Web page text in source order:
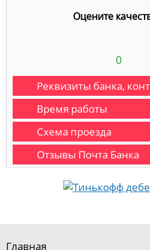
Оцените
0
Реквизиты банка,
Время работы
Схема проезда
Отзывы Почта Банка
Главная